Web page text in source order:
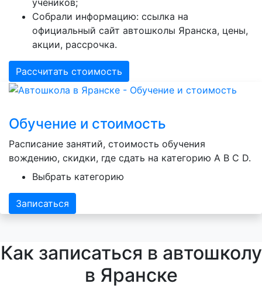
учеников;
Собрали информацию: ссылка на
официальный сайт автошколы Яранска, цены,
акции, рассрочка.
Рассчитать стоимость
Обучение и стоимость
Расписание занятий, стоимость обучения
вождению, скидки, где сдать на категорию A B C D.
Выбрать категорию
Записаться
Как записаться в автошколу
в Яранске